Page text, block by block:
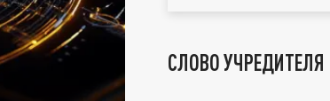
СЛОВО УЧРЕДИТЕЛЯ